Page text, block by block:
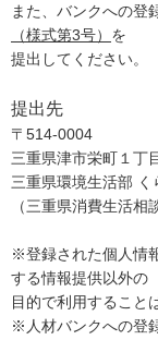
また、バンクへの登
（様式第3号） を
提出してください。
提出先
〒514-0004
三重県津市栄町１丁
三重県環境生活部
（三重県消費生活
※登録された個人情
する情報提供以外の
目的で利用すること
※人材バンクへの登